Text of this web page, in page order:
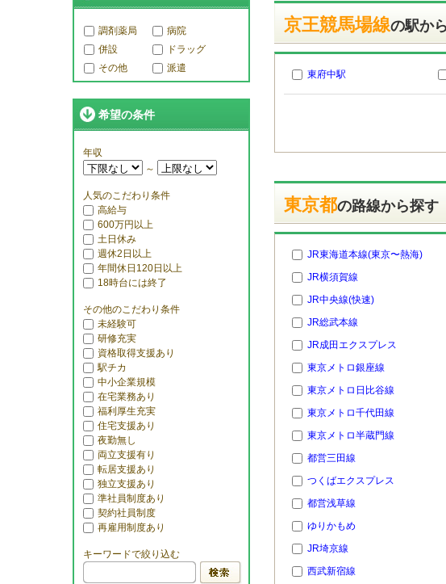
調剤薬局
病院
併設
ドラッグ
その他
派遣
希望の条件
年収
～
人気のこだわり条件
高給与
600万円以上
土日休み
週休2日以上
年間休日120日以上
18時台には終了
その他のこだわり条件
未経験可
研修充実
資格取得支援あり
駅チカ
中小企業規模
在宅業務あり
福利厚生充実
住宅支援あり
夜勤無し
両立支援有り
転居支援あり
独立支援あり
準社員制度あり
契約社員制度
再雇用制度あり
キーワードで絞り込む
京王競馬場線の駅か
東府中駅
東京都の路線から探す
JR東海道本線(東京〜熱海)
JR横須賀線
JR中央線(快速)
JR総武本線
JR成田エクスプレス
東京メトロ銀座線
東京メトロ日比谷線
東京メトロ千代田線
東京メトロ半蔵門線
都営三田線
つくばエクスプレス
都営浅草線
ゆりかもめ
JR埼京線
西武新宿線